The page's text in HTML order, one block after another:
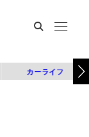
カーライフ